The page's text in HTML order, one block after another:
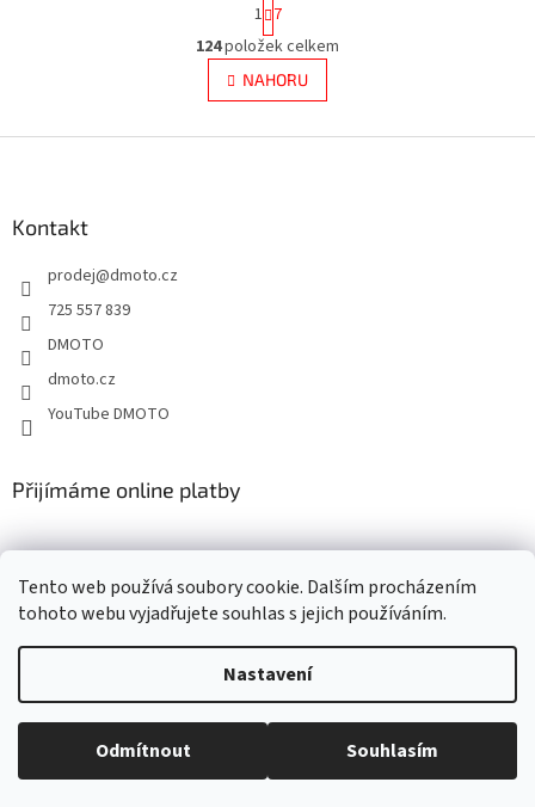
Tento web používá soubory cookie. Dalším procházením
tohoto webu vyjadřujete souhlas s jejich používáním.
Nastavení
Odmítnout Souhlasím
O
v
l
á
t
r
á
n
k
v
1 7
124položek celkem
NAHORU
Kontakt
prodej@dmoto.cz
725 557 839
DMOTO
dmoto.cz
YouTube DMOTO
Přijímáme online platby
Vytvořil Shoptet
Copyright 2026DMOTO s.r.o. . Všechna práva vyhrazena.